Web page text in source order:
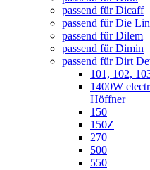
passend für Dicaff
passend für Die
passend für Dilem
passend für Dimin
passend für Dirt
101, 102,
1400W
Höffner
150
150Z
270
500
550